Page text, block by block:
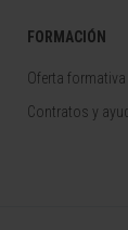
FORMACIÓN
Oferta formativa
Contratos y